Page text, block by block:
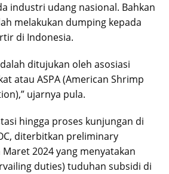
industri udang nasional. Bahkan
melakukan dumping kepada
di Indonesia.
ditujukan oleh asosiasi
atau ASPA (American Shrimp
ujarnya pula.
hingga proses kunjungan di
diterbitkan preliminary
2024 yang menyatakan
duties) tuduhan subsidi di